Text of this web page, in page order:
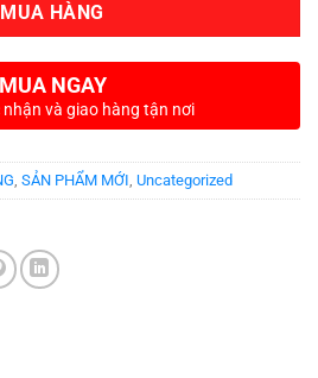
MUA HÀNG
MUA NGAY
nhận và giao hàng tận nơi
SẢN PHẨM MỚI Uncategorized